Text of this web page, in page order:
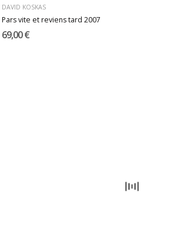
DAVID KOSKAS
Pars vite et reviens tard 2007
69,00 €